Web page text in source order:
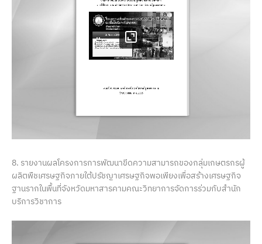
8. รายงานผลโครงการการพัฒนาขีดความสามารถของกลุ่มเกษตรกรผู้
ผลิตพืชเศรษฐกิจภายใต้ปรัชญาเศรษฐกิจพอเพียงเพื่อสร้างเศรษฐกิจ
ฐานรากในพื้นที่จังหวัดมหาสารคามคณะวิทยาการจัดการร่วมกับสำนัก
บริการวิชาการ